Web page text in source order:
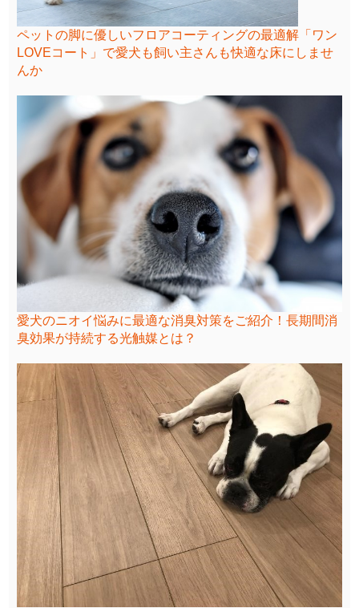
ペットの脚に優しいフロアコーティングの最適解「ワン
LOVEコート」で愛犬も飼い主さんも快適な床にしませ
んか
愛犬のニオイ悩みに最適な消臭対策をご紹介！長期間消
臭効果が持続する光触媒とは？